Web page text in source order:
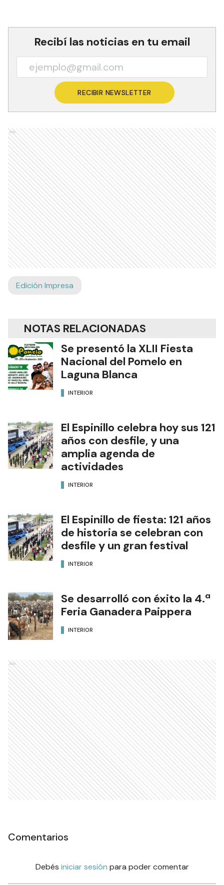
Recibí las noticias en tu email
RECIBIR NEWSLETTER
Ads
Edición Impresa
NOTAS RELACIONADAS
Se presentó la XLII Fiesta
Nacional del Pomelo en
Laguna Blanca
INTERIOR
El Espinillo celebra hoy sus 121
años con desfile, y una
amplia agenda de
actividades
INTERIOR
El Espinillo de fiesta: 121 años
de historia se celebran con
desfile y un gran festival
INTERIOR
Se desarrolló con éxito la 4.ª
Feria Ganadera Paippera
INTERIOR
Ads
Comentarios
Debés iniciar sesión para poder comentar